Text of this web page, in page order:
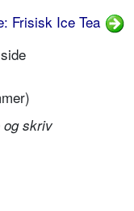
Frisisk Ice Tea
og skriv